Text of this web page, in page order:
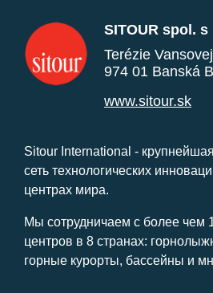
SITOUR spol. s
Terézie
974 01 Banská
www.sitour.sk
Sitour International -
сеть технологических
центрах мира.
Мы сотрудничаем с более чем
центров в 8 странах:
горные курорты, бассейны и